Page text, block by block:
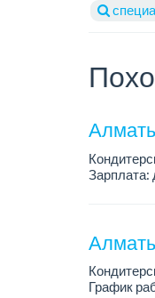
Зарплата:
График